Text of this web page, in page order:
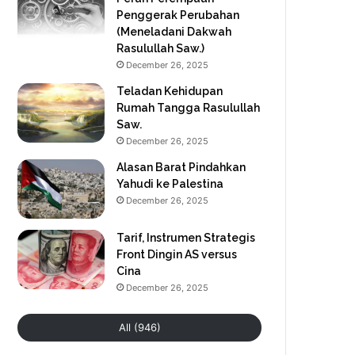
Penggerak Perubahan
(Meneladani Dakwah
Rasulullah Saw.)
December 26, 2025
Teladan Kehidupan
Rumah Tangga Rasulullah
Saw.
December 26, 2025
Alasan Barat Pindahkan
Yahudi ke Palestina
December 26, 2025
Tarif, Instrumen Strategis
Front Dingin AS versus
Cina
December 26, 2025
All (946)